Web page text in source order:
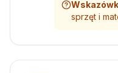
sprzęt i